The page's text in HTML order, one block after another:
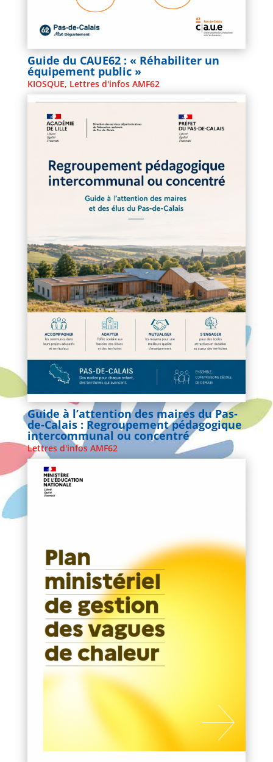
Guide du CAUE62 : « Réhabiliter un
équipement public »
KIOSQUE, Lettres d'infos AMF62
Guide à l’attention des maires du Pas-
de-Calais : Regroupement pédagogique
intercommunal ou concentré
Lettres d'infos AMF62